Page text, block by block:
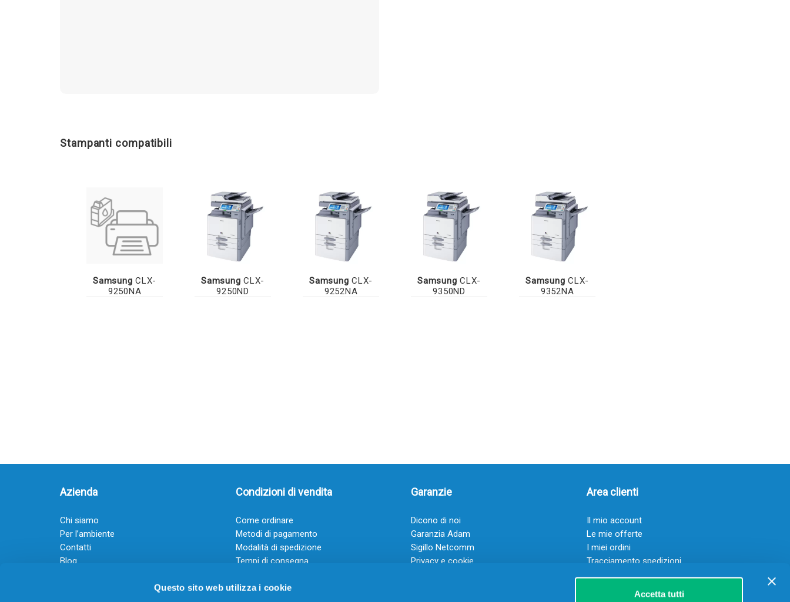
Questo sito web utilizza i cookie
Accetta tutti
Stampanti compatibili
Samsung CLX-
9250NA
Samsung CLX-
9250ND
Samsung CLX-
9252NA
Samsung CLX-
9350ND
Samsung CLX-
9352NA
Azienda
Chi siamo
Per l’ambiente
Contatti
Blog
Guadagna con il Dropship
Condizioni di vendita
Come ordinare
Metodi di pagamento
Modalità di spedizione
Tempi di consegna
Garanzie
Dicono di noi
Garanzia Adam
Sigillo Netcomm
Privacy e cookie
Area clienti
Il mio account
Le mie offerte
I miei ordini
Tracciamento spedizioni
Resi
Servizio clienti